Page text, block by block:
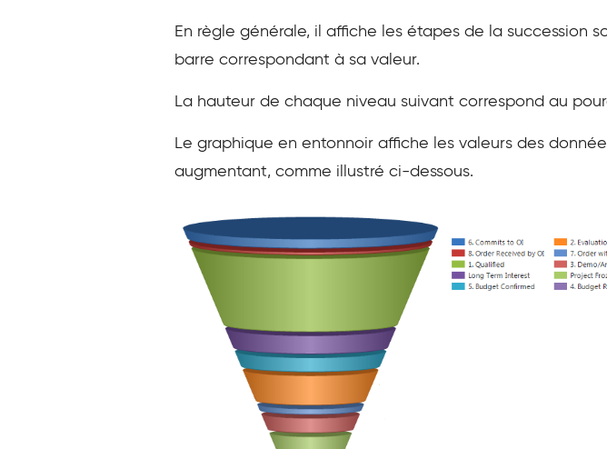
En règle générale, il affiche les étapes de la succession
barre correspondant à sa valeur.
La hauteur de chaque niveau suivant correspond au
Le graphique en entonnoir affiche les valeurs des
augmentant, comme illustré ci-dessous.